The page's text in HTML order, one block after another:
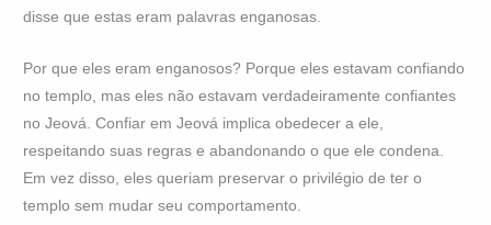
disse que estas eram palavras enganosas.
Por que eles eram enganosos? Porque eles estavam confiando
no templo, mas eles não estavam verdadeiramente confiantes
no Jeová. Confiar em Jeová implica obedecer a ele,
respeitando suas regras e abandonando o que ele condena.
Em vez disso, eles queriam preservar o privilégio de ter o
templo sem mudar seu comportamento.